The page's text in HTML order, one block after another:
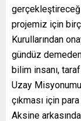
projemiz için
Kurullarından
gündüz
bilim insanı,
Uzay
çıkması için
Aksine